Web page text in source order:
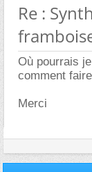
Re :
Où pourrais
comment
Merci